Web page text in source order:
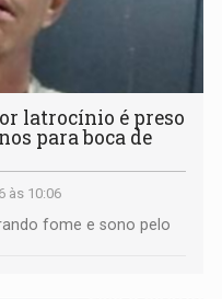
latrocínio é preso
para boca de
às 10:06
fome e sono pelo